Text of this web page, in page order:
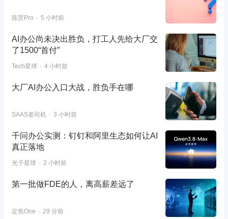
陈罡Pro 5 小时前
AI办公尚未决出胜负，打工人先给大厂交
了1500“首付”
Tech星球 4 小时前
大厂AI办公入口大战，胜负手在哪
SAAS老司机 3 小时前
千问办公实测：钉钉和阿里生态如何让AI
真正落地
光子星球 2 小时前
第一批做FDE的人，离高薪差远了
定焦One 29 分前